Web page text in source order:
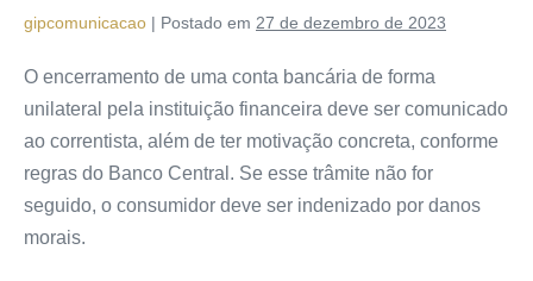
gipcomunicacao | Postado em 27 de dezembro de 2023
O encerramento de uma conta bancária de forma
unilateral pela instituição financeira deve ser comunicado
ao correntista, além de ter motivação concreta, conforme
regras do Banco Central. Se esse trâmite não for
seguido, o consumidor deve ser indenizado por danos
morais.